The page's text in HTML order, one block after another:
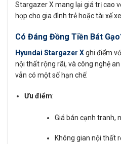
Stargazer X mang lại giá trị cao
hợp cho gia đình trẻ hoặc tài xế
Có Đáng Đồng Tiền Bát
Hyundai Stargazer Xghi điểm
nội thất rộng rãi, và công nghệ
vẫn có một số hạn chế:
Ưu điểm:
Giá bán cạnh tranh,
Không gian nội thất